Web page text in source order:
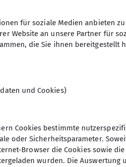
für soziale Medien anbieten
Website an unsere Partner für
die Sie ihnen bereitgestellt
und Cookies)
Cookies bestimmte
oder Sicherheitsparameter.
Browser die Cookies sowie
wurden. Die